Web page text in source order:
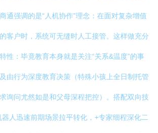
通强调的是“人机协作”理念：在面对复杂增值
客户时，系统可无缝时人工接管。这样做充分
性：毕竟教育本身就是关注“关系&温度”的事
由行为深度教育决策（特殊小孩上全日制托管
询问尤然如是和父母深程把控）。搭配双向技
人迅速前期场景拉平转化，+专家细程深化二